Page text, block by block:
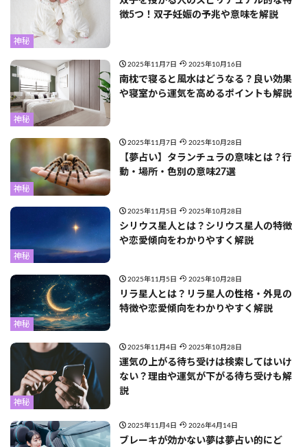
神秘
徴5つ！双子妊娠の予兆や意味を解説
神秘
2025年11月7日 2025年10月16日
南枕で寝ると風水はどうなる？良い効果
や寝室から運気を高めるポイントも解説
神秘
2025年11月7日 2025年10月28日
【夢占い】タランチュラの意味とは？行
動・場所・色別の意味27選
神秘
2025年11月5日 2025年10月28日
シリウス星人とは？シリウス星人の特徴
や恋愛傾向をわかりやすく解説
神秘
2025年11月5日 2025年10月28日
リラ星人とは？リラ星人の性格・外見の
特徴や恋愛傾向をわかりやすく解説
神秘
2025年11月4日 2025年10月28日
運気の上がる待ち受けは検索してはいけ
ない？理由や運気が下がる待ち受けも解
説
2025年11月4日 2026年4月14日
ブレーキが効かない夢は夢占い的にど